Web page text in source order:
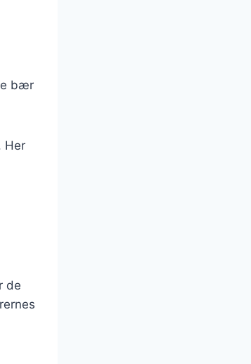
bær
Her
de